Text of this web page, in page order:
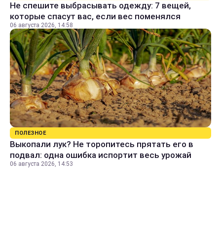
Не спешите выбрасывать одежду: 7 вещей,
которые спасут вас, если вес поменялся
06 августа 2026, 14:58
ПОЛЕЗНОЕ
Выкопали лук? Не торопитесь прятать его в
подвал: одна ошибка испортит весь урожай
06 августа 2026, 14:53